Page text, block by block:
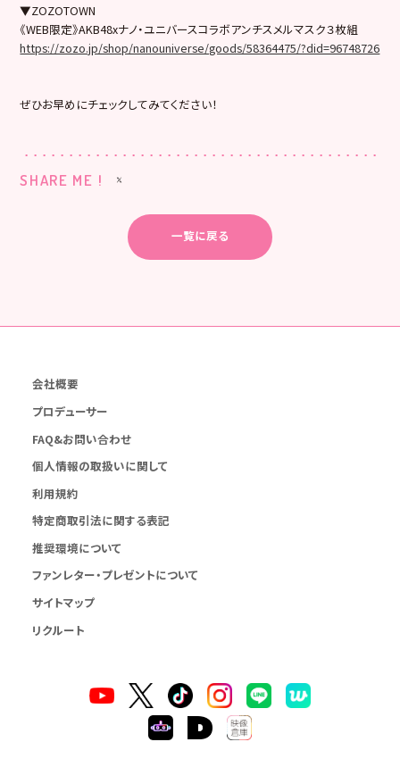
▼ZOZOTOWN
《WEB限定》AKB48xナノ・ユニバースコラボアンチスメルマスク３枚組
https://zozo.jp/shop/nanouniverse/goods/58364475/?did=96748726
ぜひお早めにチェックしてみてください！
SHARE ME !
一覧に戻る
会社概要
プロデューサー
FAQ&お問い合わせ
個人情報の取扱いに関して
利用規約
特定商取引法に関する表記
推奨環境について
ファンレター・プレゼントについて
サイトマップ
リクルート